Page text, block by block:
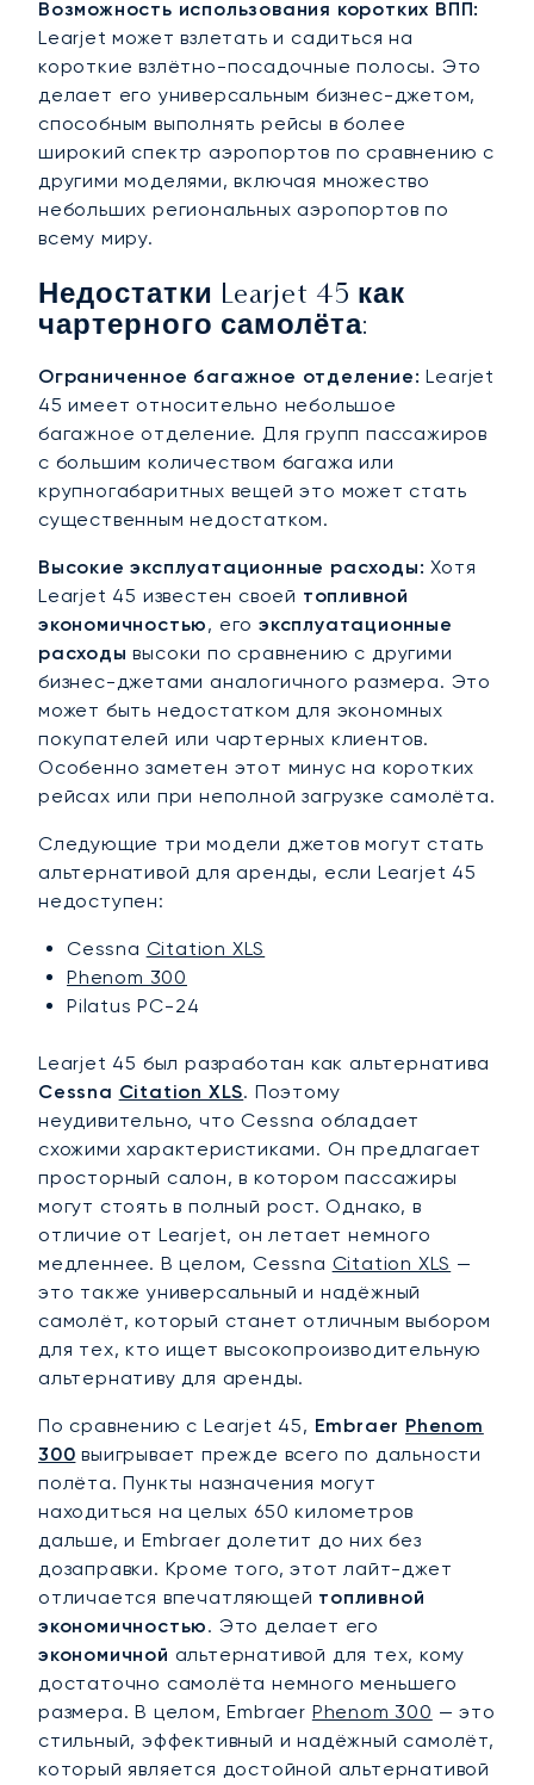
Возможность использования коротких ВПП:
Learjet может взлетать и садиться на
короткие взлётно-посадочные полосы. Это
делает его универсальным бизнес-джетом,
способным выполнять рейсы в более
широкий спектр аэропортов по сравнению с
другими моделями, включая множество
небольших региональных аэропортов по
всему миру.
Недостатки Learjet 45 как
чартерного самолёта:
Ограниченное багажное отделение: Learjet
45 имеет относительно небольшое
багажное отделение. Для групп пассажиров
с большим количеством багажа или
крупногабаритных вещей это может стать
существенным недостатком.
Высокие эксплуатационные расходы: Хотя
Learjet 45 известен своей топливной
экономичностью, егоэксплуатационные
расходы высоки по сравнению с другими
бизнес-джетами аналогичного размера. Это
может быть недостатком для экономных
покупателей или чартерных клиентов.
Особенно заметен этот минус на коротких
рейсах или при неполной загрузке самолёта.
Следующие три модели джетов могут стать
альтернативой для аренды, если Learjet 45
недоступен:
Cessna Citation XLS
Phenom 300
Pilatus PC-24
Learjet 45 был разработан как альтернатива
Cessna Citation XLS. Поэтому
неудивительно, что Cessna обладает
схожими характеристиками. Он предлагает
просторный салон, в котором пассажиры
могут стоять в полный рост. Однако, в
отличие от Learjet, он летает немного
медленнее. В целом, Cessna Citation XLS —
это также универсальный и надёжный
самолёт, который станет отличным выбором
для тех, кто ищет высокопроизводительную
альтернативу для аренды.
По сравнению с Learjet 45, Embraer Phenom
300 выигрывает прежде всего по дальности
полёта. Пункты назначения могут
находиться на целых 650 километров
дальше, и Embraer долетит до них без
дозаправки. Кроме того, этот лайт-джет
отличается впечатляющей топливной
экономичностью. Это делает его
экономичной альтернативой для тех, кому
достаточно самолёта немного меньшего
размера. В целом, Embraer Phenom 300 — это
стильный, эффективный и надёжный самолёт,
который является достойной альтернативой